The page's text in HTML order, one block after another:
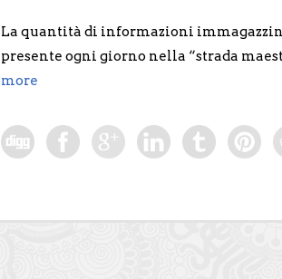
La quantità di informazioni
presente ogni giorno nella “strada
more